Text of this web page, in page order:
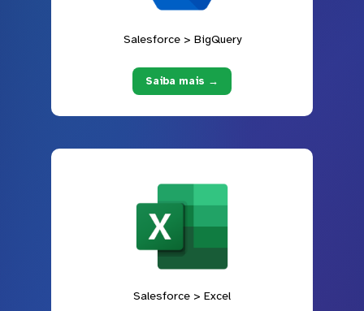
Salesforce > BigQuery
Saiba mais →
Salesforce > Excel